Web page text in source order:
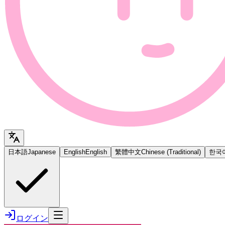
日本語Japanese EnglishEnglish 繁體中文Chinese (Traditional) 한국
ログイン